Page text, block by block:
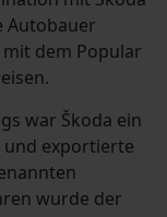
Autobauer
dem Popular
war Škoda ein
und exportierte
wurde der